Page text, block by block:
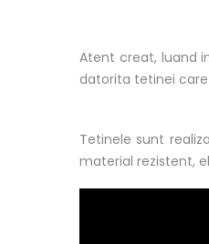
Atent creat, luand
datorita tetinei
Tetinele sunt
material rezistent,